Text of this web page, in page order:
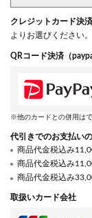
クレジットカード決
よりお選びください。
QRコード決済（
※他のカードとの併用はで
代引きでのお支払い
商品代金税込み
商品代金税込み
商品代金税込み
取扱いカード会社